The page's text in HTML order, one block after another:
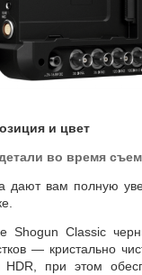
и цвет
во время
дают вам полную
Shogun Classic
— кристально
HDR
при этом